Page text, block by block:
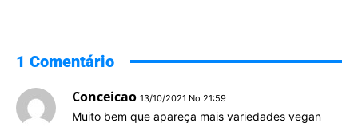
1 Comentário
Conceicao 13/10/2021 No 21:59
Muito bem que apareça mais variedades vegan